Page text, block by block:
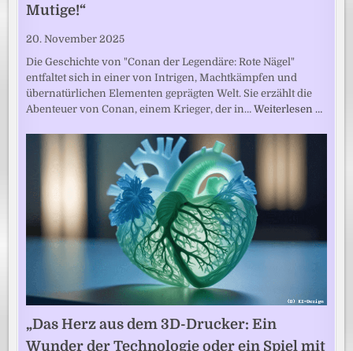
Mutige!“
20. November 2025
Die Geschichte von "Conan der Legendäre: Rote Nägel"
entfaltet sich in einer von Intrigen, Machtkämpfen und
übernatürlichen Elementen geprägten Welt. Sie erzählt die
Abenteuer von Conan, einem Krieger, der in…Weiterlesen …
„Das Herz aus dem 3D-Drucker: Ein
Wunder der Technologie oder ein Spiel mit